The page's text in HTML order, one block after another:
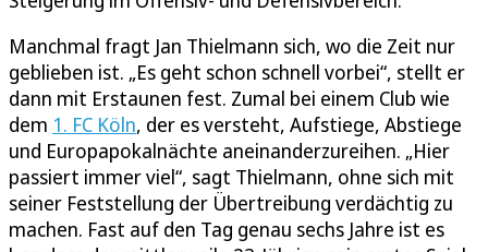
Manchmal fragt Jan Thielmann sich, wo die Zeit nur
geblieben ist. „Es geht schon schnell vorbei“, stellt er
dann mit Erstaunen fest. Zumal bei einem Club wie
dem 1. FC Köln, der es versteht, Aufstiege, Abstiege
und Europapokalnächte aneinanderzureihen. „Hier
passiert immer viel“, sagt Thielmann, ohne sich mit
seiner Feststellung der Übertreibung verdächtig zu
machen. Fast auf den Tag genau sechs Jahre ist es